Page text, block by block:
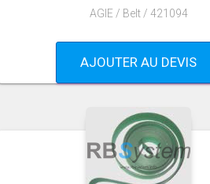
AGIE / Belt / 421094
AJOUTER AU DEVIS